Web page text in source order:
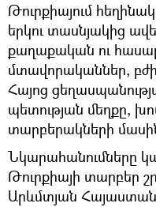
Թուրքիայում
երկու տասնյակից
քաղաքական ու
մտավորականներ,
Հայոց
պետության մեղքը,
տարբերակների
Նկարահանումները
Թուրքիայի տարբեր
Արևմտյան